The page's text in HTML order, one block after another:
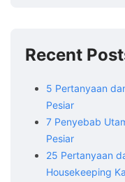
Recent
5 Pertanyaan
Pesiar
7 Penyebab
Pesiar
25 Pertanyaan
Housekeeping